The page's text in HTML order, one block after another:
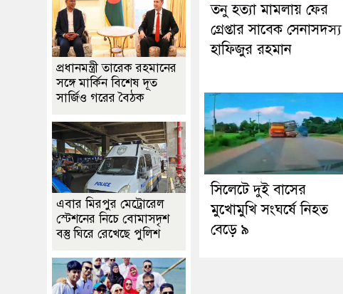
তনু হত্যা মামলায় ফের
গ্রেপ্তার সাবেক সেনাসদস্য
হাফিজুর রহমান
সিলেটে দুই বাসের
মুখোমুখি সংঘর্ষে নিহত
বেড়ে ৯
প্রধানমন্ত্রী তারেক রহমানের
সঙ্গে মার্কিন বিশেষ দূত
সার্জিও গরের বৈঠক
এবার মিরপুর মেট্রোরেল
স্টেশনের নিচে বোমাসদৃশ
বস্তু ঘিরে রেখেছে পুলিশ